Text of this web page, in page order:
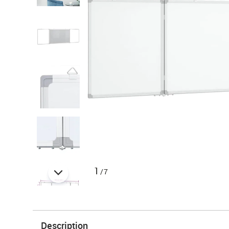
1 /7
Description